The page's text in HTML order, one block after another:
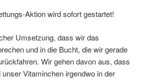
Aktion wird sofort gestartet!
Umsetzung, dass wir das
und in die Bucht, die wir gerade
Wir gehen davon aus, dass
Vitaminchen irgendwo in der